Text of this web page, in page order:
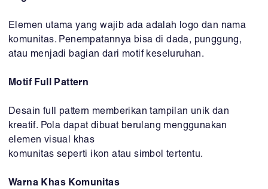
Elemen utama yang wajib ada adalah logo dan nama
komunitas. Penempatannya bisa di dada, punggung,
atau menjadi bagian dari motif keseluruhan.
Motif Full Pattern
Desain full pattern memberikan tampilan unik dan
kreatif. Pola dapat dibuat berulang menggunakan
elemen visual khas
komunitas seperti ikon atau simbol tertentu.
Warna Khas Komunitas